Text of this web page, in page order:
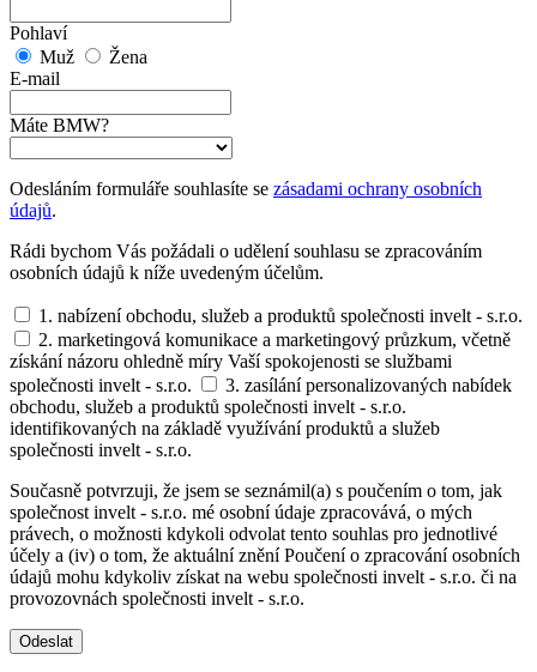
Pohlaví
Muž
Žena
E-mail
Máte BMW?
Odesláním formuláře souhlasíte se zásadami ochrany osobních
údajů.
Rádi bychom Vás požádali o udělení souhlasu se zpracováním
osobních údajů k níže uvedeným účelům.
1. nabízení obchodu, služeb a produktů společnosti invelt - s.r.o.
2. marketingová komunikace a marketingový průzkum, včetně
získání názoru ohledně míry Vaší spokojenosti se službami
společnosti invelt - s.r.o.
3. zasílání personalizovaných nabídek
obchodu, služeb a produktů společnosti invelt - s.r.o.
identifikovaných na základě využívání produktů a služeb
společnosti invelt - s.r.o.
Současně potvrzuji, že jsem se seznámil(a) s poučením o tom, jak
společnost invelt - s.r.o. mé osobní údaje zpracovává, o mých
právech, o možnosti kdykoli odvolat tento souhlas pro jednotlivé
účely a (iv) o tom, že aktuální znění Poučení o zpracování osobních
údajů mohu kdykoliv získat na webu společnosti invelt - s.r.o. či na
provozovnách společnosti invelt - s.r.o.
Odeslat